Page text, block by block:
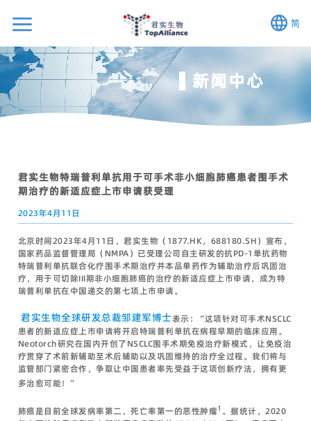
简
新闻中心
君实生物特瑞普利单抗用于可手术非小细胞肺癌患者围手术
期治疗的新适应症上市申请获受理
2023年4月11日
北京时间2023年4月11日，君实生物（1877.HK，688180.SH）宣布，
国家药品监督管理局（NMPA）已受理公司自主研发的抗PD-1单抗药物
特瑞普利单抗联合化疗围手术期治疗并本品单药作为辅助治疗后巩固治
疗，用于可切除III期非小细胞肺癌的治疗的新适应症上市申请，成为特
瑞普利单抗在中国递交的第七项上市申请。
君实生物全球研发总裁邹建军博士表示：“这项针对可手术NSCLC
患者的新适应症上市申请将开启特瑞普利单抗在病程早期的临床应用。
Neotorch研究在国内开创了NSCLC围手术期免疫治疗新模式，让免疫治
疗贯穿了术前新辅助至术后辅助以及巩固维持的治疗全过程。我们将与
监管部门紧密合作，争取让中国患者率先受益于这项创新疗法，拥有更
多治愈可能！”
肺癌是目前全球发病率第二、死亡率第一的恶性肿瘤1 。据统计，2020